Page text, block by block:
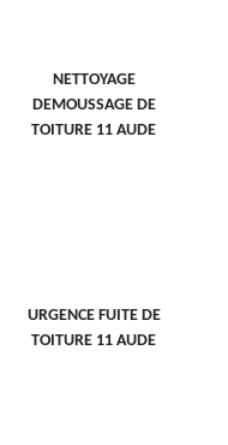
NETTOYAGE
DEMOUSSAGE DE
TOITURE 11 AUDE
URGENCE FUITE DE
TOITURE 11 AUDE